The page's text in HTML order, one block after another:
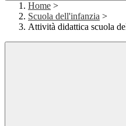
Home >
Scuola dell'infanzia >
Attività didattica scuola